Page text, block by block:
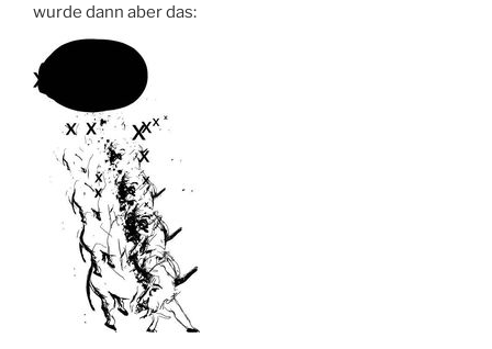
wurde dann aber das: